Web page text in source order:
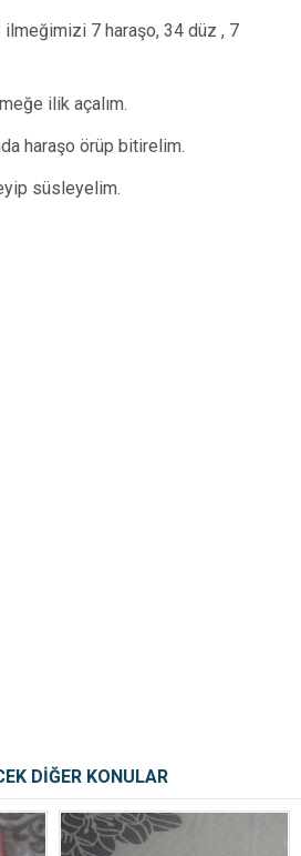
7 haraşo, 34 düz , 7
ilik açalım.
haraşo örüp bitirelim.
süsleyelim.
DİĞER KONULAR